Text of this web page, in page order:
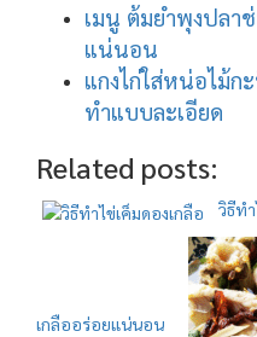
เมนู ต้มยำพุงปลา
แน่นอน
แกงไก่ใส่หน่อไม้ก
ทำแบบละเอียด
Related posts:
วิธีท
เกลืออร่อยแน่นอน